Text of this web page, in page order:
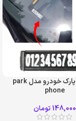
موبایل پارک خودرو مدل park
phone
148,000تومان